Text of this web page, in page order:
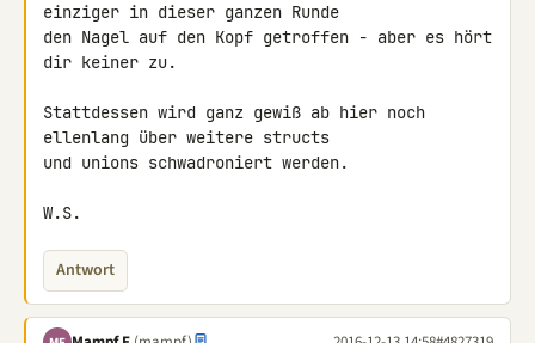
einziger in dieser ganzen Runde
den Nagel auf den Kopf getroffen - aber es hört
dir keiner zu.
Stattdessen wird ganz gewiß ab hier noch
ellenlang über weitere structs
und unions schwadroniert werden.
W.S.
Antwort